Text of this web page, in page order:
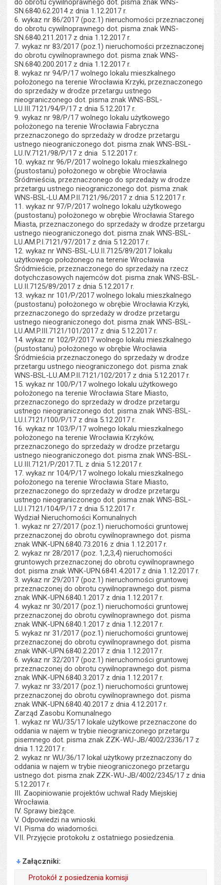
do obrotu cywilnoprawnego dot. pisma znak WNS-
SN.6840.62.2014 z dnia 1.12.2017 r.
6. wykaz nr 86/2017 (poz.1) nieruchomości przeznaczonej
do obrotu cywilnoprawnego dot. pisma znak WNS-
SN.6840.211.2017 z dnia 1.12.2017 r.
7. wykaz nr 83/2017 (poz.1) nieruchomości przeznaczonej
do obrotu cywilnoprawnego dot. pisma znak WNS-
SN.6840.200.2017 z dnia 1.12.2017 r.
8. wykaz nr 94/P/17 wolnego lokalu mieszkalnego
położonego na terenie Wrocławia Krzyki, przeznaczonego
do sprzedaży w drodze przetargu ustnego
nieograniczonego dot. pisma znak WNS-BSL-
LU.III.7121/94/P/17 z dnia 5.12.2017 r.
9. wykaz nr 98/P/17 wolnego lokalu użytkowego
położonego na terenie Wrocławia Fabryczna
przeznaczonego do sprzedaży w drodze przetargu
ustnego nieograniczonego dot. pisma znak WNS-BSL-
LU.IV.7121/98/P/17 z dnia 5.12.2017 r.
10. wykaz nr 96/P/2017 wolnego lokalu mieszkalnego
(pustostanu) położonego w obrębie Wrocławia
Śródmieścia, przeznaczonego do sprzedaży w drodze
przetargu ustnego nieograniczonego dot. pisma znak
WNS-BSL-LU.AM.P.II.7121/96/2017 z dnia 5.12.2017 r.
11. wykaz nr 97/P/2017 wolnego lokalu użytkowego
(pustostanu) położonego w obrębie Wrocławia Starego
Miasta, przeznaczonego do sprzedaży w drodze przetargu
ustnego nieograniczonego dot. pisma znak WNS-BSL-
LU.AM.P.I.7121/97/2017 z dnia 5.12.2017 r.
12. wykaz nr WNS-BSL-LU.II.7125/89/2017 lokalu
użytkowego położonego na terenie Wrocławia
Śródmieście, przeznaczonego do sprzedaży na rzecz
dotychczasowych najemców dot. pisma znak WNS-BSL-
LU.II.7125/89/2017 z dnia 5.12.2017 r.
13. wykaz nr 101/P/2017 wolnego lokalu mieszkalnego
(pustostanu) położonego w obrębie Wrocławia Krzyki,
przeznaczonego do sprzedaży w drodze przetargu
ustnego nieograniczonego dot. pisma znak WNS-BSL-
LU.AM.P.III.7121/101/2017 z dnia 5.12.2017 r.
14. wykaz nr 102/P/2017 wolnego lokalu mieszkalnego
(pustostanu) położonego w obrębie Wrocławia
Śródmieścia przeznaczonego do sprzedaży w drodze
przetargu ustnego nieograniczonego dot. pisma znak
WNS-BSL-LU.AM.P.II.7121/102/2017 z dnia 5.12.2017 r.
15. wykaz nr 100/P/17 wolnego lokalu użytkowego
położonego na terenie Wrocławia Stare Miasto,
przeznaczonego do sprzedaży w drodze przetargu
ustnego nieograniczonego dot. pisma znak WNS-BSL-
LU.I.7121/100/P/17 z dnia 5.12.2017 r.
16. wykaz nr 103/P/17 wolnego lokalu mieszkalnego
położonego na terenie Wrocławia Krzyków,
przeznaczonego do sprzedaży w drodze przetargu
ustnego nieograniczonego dot. pisma znak WNS-BSL-
LU.III.7121/P/2017.TL z dnia 5.12.2017 r.
17. wykaz nr 104/P/17 wolnego lokalu mieszkalnego
położonego na terenie Wrocławia Stare Miasto,
przeznaczonego do sprzedaży w drodze przetargu
ustnego nieograniczonego dot. pisma znak WNS-BSL-
LU.I.7121/104/P/17 z dnia 5.12.2017 r.
Wydział Nieruchomości Komunalnych
1. wykaz nr 27/2017 (poz.1) nieruchomości gruntowej
przeznaczonej do obrotu cywilnoprawnego dot. pisma
znak WNK-UPN.6840.73.2016 z dnia 1.12.2017 r.
2. wykaz nr 28/2017 (poz. 1,2,3,4) nieruchomości
gruntowych przeznaczonej do obrotu cywilnoprawnego
dot. pisma znak WNK-UPN.6841.4.2017 z dnia 1.12.2017 r.
3. wykaz nr 29/2017 (poz.1) nieruchomości gruntowej
przeznaczonej do obrotu cywilnoprawnego dot. pisma
znak WNK-UPN.6840.1.2017 z dnia 1.12.2017 r.
4. wykaz nr 30/2017 (poz.1) nieruchomości gruntowej
przeznaczonej do obrotu cywilnoprawnego dot. pisma
znak WNK-UPN.6840.1.2017 z dnia 1.12.2017 r.
5. wykaz nr 31/2017 (poz.1) nieruchomości gruntowej
przeznaczonej do obrotu cywilnoprawnego dot. pisma
znak WNK-UPN.6840.2.2017 z dnia 1.12.2017 r.
6. wykaz nr 32/2017 (poz.1) nieruchomości gruntowej
przeznaczonej do obrotu cywilnoprawnego dot. pisma
znak WNK-UPN.6840.3.2017 z dnia 1.12.2017 r.
7. wykaz nr 33/2017 (poz.1) nieruchomości gruntowej
przeznaczonej do obrotu cywilnoprawnego dot. pisma
znak WNK-UPN.6840.40.2017 z dnia 4.12.2017 r.
Zarząd Zasobu Komunalnego
1. wykaz nr WU/35/17 lokale użytkowe przeznaczone do
oddania w najem w trybie nieograniczonego przetargu
pisemnego dot. pisma znak ZZK-WU-JB/4002/2336/17 z
dnia 1.12.2017 r.
2. wykaz nr WU/36/17 lokal użytkowy przeznaczony do
oddania w najem w trybie nieograniczonego przetargu
ustnego dot. pisma znak ZZK-WU-JB/4002/2345/17 z dnia
5.12.2017 r.
III. Zaopiniowanie projektów uchwał Rady Miejskiej
Wrocławia.
IV. Sprawy bieżące.
V. Odpowiedzi na wnioski.
VI. Pisma do wiadomości.
VII. Przyjęcie protokołu z ostatniego posiedzenia.
Załączniki
Protokół z posiedzenia komisji